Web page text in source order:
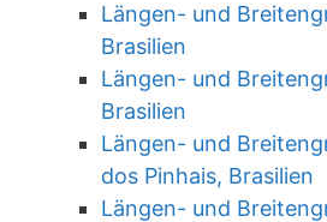
Längen- und
Brasilien
Längen- und
Brasilien
Längen- und
dos Pinhais, Brasilien
Längen- und